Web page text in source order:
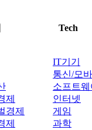
Tech
제
경제
제
IT기기
통신/모
소프트웨
인터넷
게임
과학